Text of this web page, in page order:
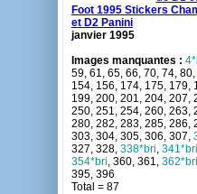
Foot 1995 Stickers
et D2 Panini
janvier 1995
Images manquantes :
59, 61, 65, 66, 70, 74,
154, 156, 174, 175, 179,
199, 200, 201, 204, 207,
250, 251, 254, 260, 263,
280, 282, 283, 285, 286,
303, 304, 305, 306, 307,
327, 328, 338*bri, 341*bri
354*bri, 360, 361, 362*bri
395, 396
Total = 87